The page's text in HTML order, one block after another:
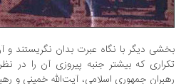
دیگر با نگاه عبرت بدان نگریستند و آن را
که بیشتر جنبه پیروزی آن را در نظر
جمهوری اسلامی، آیت‌الله خمینی و رهبر